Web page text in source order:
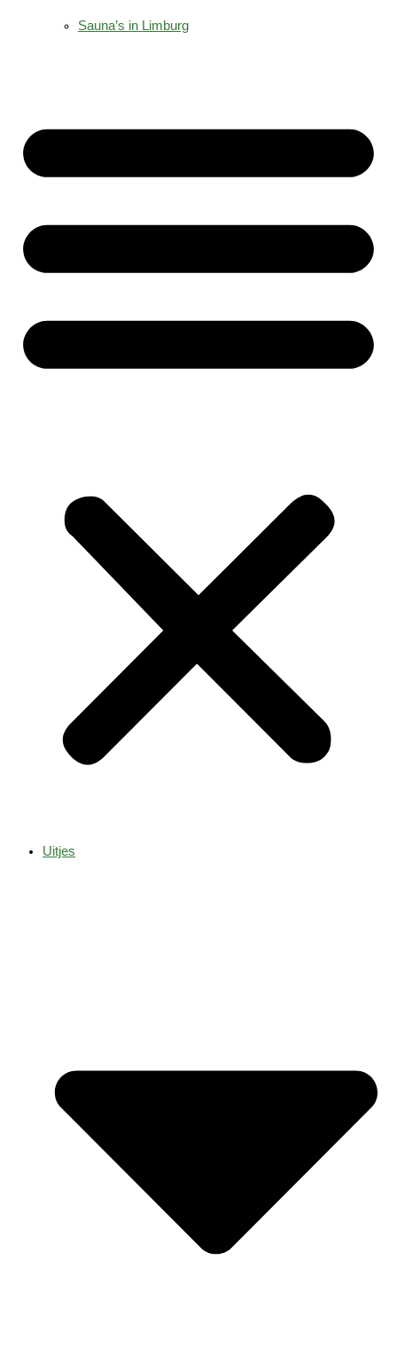
Sauna’s in Limburg
Uitjes